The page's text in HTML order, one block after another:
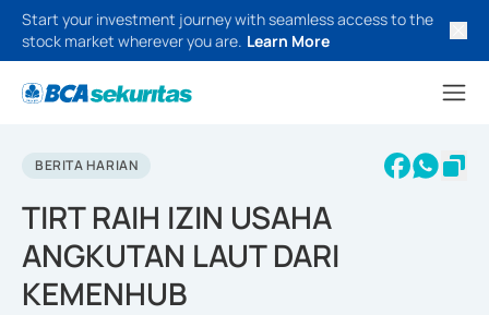
Start your investment journey with seamless access to the
stock market wherever you are. Learn More
BERITA HARIAN
TIRT RAIH IZIN USAHA
ANGKUTAN LAUT DARI
KEMENHUB